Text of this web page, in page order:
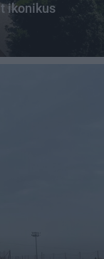
ikonikus